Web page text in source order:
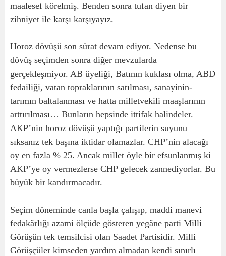
maalesef körelmiş. Benden sonra tufan diyen bir
zihniyet ile karşı karşıyayız.
Horoz dövüşü son sürat devam ediyor. Nedense bu
dövüş seçimden sonra diğer mevzularda
gerçekleşmiyor. AB üyeliği, Batının kuklası olma, ABD
fedailiği, vatan topraklarının satılması, sanayinin-
tarımın baltalanması ve hatta milletvekili maaşlarının
arttırılması… Bunların hepsinde ittifak halindeler.
AKP’nin horoz dövüşü yaptığı partilerin suyunu
sıksanız tek başına iktidar olamazlar. CHP’nin alacağı
oy en fazla % 25. Ancak millet öyle bir efsunlanmış ki
AKP’ye oy vermezlerse CHP gelecek zannediyorlar. Bu
büyük bir kandırmacadır.
Seçim döneminde canla başla çalışıp, maddi manevi
fedakârlığı azami ölçüde gösteren yegâne parti Milli
Görüşün tek temsilcisi olan Saadet Partisidir. Milli
Görüşçüler kimseden yardım almadan kendi sınırlı